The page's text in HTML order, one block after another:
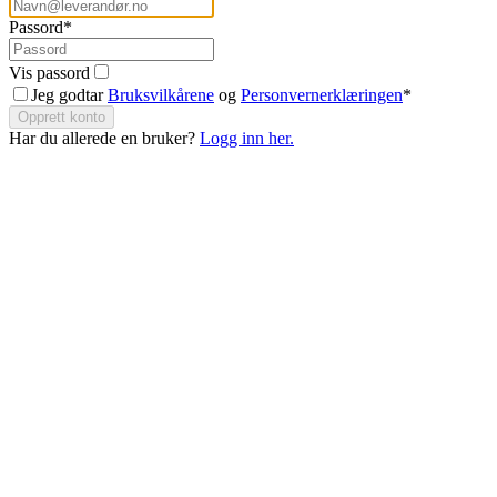
Passord*
Vis passord
Jeg godtar Bruksvilkårene og Personvernerklæringen*
Opprett konto
Har du allerede en bruker? Logg inn her.